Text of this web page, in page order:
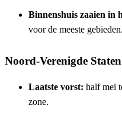
Binnenshuis zaaien in
voor de meeste gebieden.
Noord-Verenigde
Laatste vorst: half mei
zone.